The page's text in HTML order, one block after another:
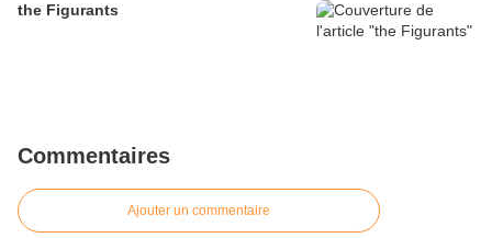
the Figurants
Commentaires
Ajouter un commentaire